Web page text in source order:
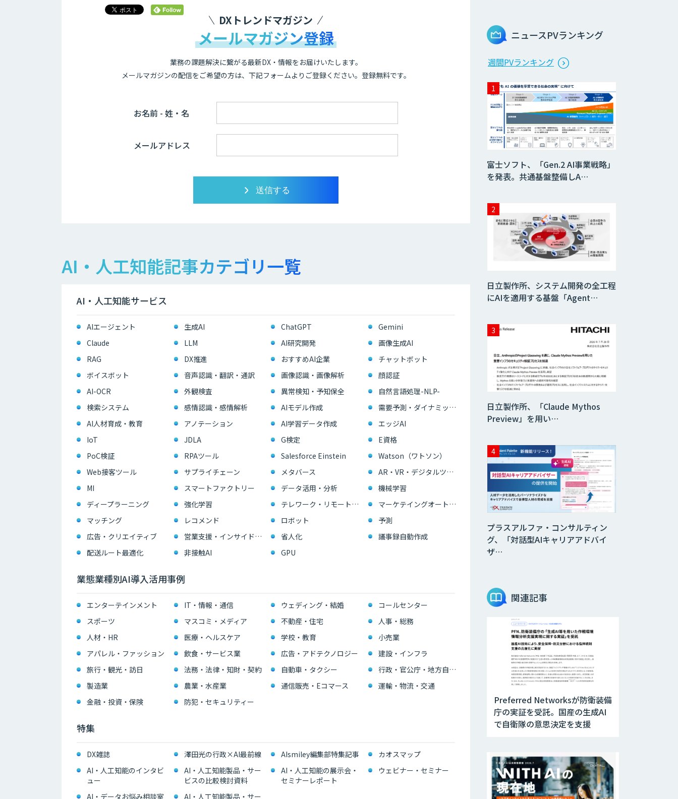
DXトレンドマガジン
メールマガジン登録
業務の課題解決に繋がる最新DX・情報をお届けいたします。
メールマガジンの配信をご希望の方は、下記フォームよりご登録ください。登録無料です。
お名前 - 姓・名
メールアドレス
AI・人工知能記事カテゴリ一覧
AI・人工知能サービス
AIエージェント 生成AI ChatGPT
Gemini
Claude
LLM AI研究開発
画像生成AI
RAG
DX推進 おすすめAI企業
チャットボット
ボイスボット
音声認識・翻訳・通訳 画像認識・画像解析
顔認証
AI-OCR
外観検査 異常検知・予知保全
自然言語処理-NLP-
検索システム
感情認識・感情解析 AIモデル作成
需要予測・ダイナミックプライシング
AI人材育成・教育
アノテーション AI学習データ作成
エッジAI
IoT
JDLA G検定
E資格
PoC検証
RPAツール Salesforce Einstein
Watson（ワトソン）
Web接客ツール
サプライチェーン メタバース
AR・VR・デジタルツイン
MI
スマートファクトリー データ活用・分析
機械学習
ディープラーニング
強化学習 テレワーク・リモートワーク
マーケテイングオートメーション・MAツール
マッチング
レコメンド ロボット
予測
広告・クリエイティブ
営業支援・インサイドセールス 省人化
議事録自動作成
配送ルート最適化
非接触AI GPU
業態業種別AI導入活用事例
エンターテインメント IT・情報・通信 ウェディング・結婚
コールセンター
スポーツ
マスコミ・メディア 不動産・住宅
人事・総務
人材・HR
医療・ヘルスケア 学校・教育
小売業
アパレル・ファッション
飲食・サービス業 広告・アドテクノロジー
建設・インフラ
旅行・観光・訪日
法務・法律・知財・契約 自動車・タクシー
行政・官公庁・地方自治体
製造業
農業・水産業 通信販売・Eコマース
運輸・物流・交通
金融・投資・保険
防犯・セキュリティー
特集
DX雑誌 澤田光の行政×AI最前線 AIsmiley編集部特集記事
カオスマップ
AI・人工知能のインタビ
ュー
AI・人工知能製品・サー
ビスの比較検討資料
AI・人工知能の展示会・
セミナーレポート
ウェビナー・セミナー
AI・データお悩み相談室 AI・人工知能製品・サー
Cabinet
AI/DX研修
AIコール
ログミーツ
powered by
GPT-4
レミスのAI導入支
援サービス
ブートキャンプ
データ分析エージ
ェント
き」コンサルティ
ングサービス
ロボット向け教師
データ収集・作成
SaaS・サブスク
向け収益管理プラ
ットフォーム「ソ
アスク」
JOINT AI Flow
byGMO
AIR-NEXUS
Acompany セキ
ュアチャット
AI価格調査ツール
Smapra
Agentsense
ニュースPVランキング
週間PVランキング
富士ソフト、「Gen.2 AI事業戦略」
を発表。共通基盤整備しA…
日立製作所、システム開発の全工程
にAIを適用する基盤「Agent…
日立製作所、「Claude Mythos
Preview」を用い…
プラスアルファ・コンサルティン
グ、「対話型AIキャリアアドバイ
ザ…
関連記事
Preferred Networksが防衛装備
庁の実証を受託。国産の生成AI
で自衛隊の意思決定を支援